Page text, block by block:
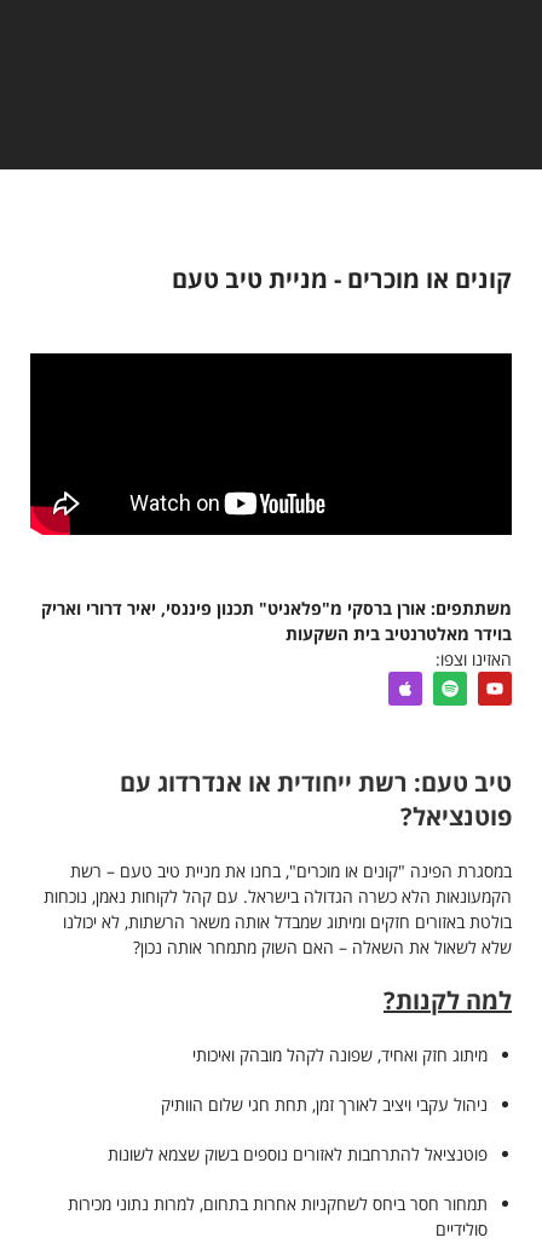
קונים או מוכרים - מניית טיב טעם
משתתפים: אורן ברסקי מ"פלאניט" תכנון פיננסי, יאיר דרורי ואריק
בוידר מאלטרנטיב בית השקעות
האזינו וצפו:
טיב טעם: רשת ייחודית או אנדרדוג עם
פוטנציאל?
במסגרת הפינה "קונים או מוכרים", בחנו את מניית טיב טעם – רשת
הקמעונאות הלא כשרה הגדולה בישראל. עם קהל לקוחות נאמן, נוכחות
בולטת באזורים חזקים ומיתוג שמבדל אותה משאר הרשתות, לא יכולנו
שלא לשאול את השאלה – האם השוק מתמחר אותה נכון?
למה לקנות?
מיתוג חזק ואחיד, שפונה לקהל מובהק ואיכותי
ניהול עקבי ויציב לאורך זמן, תחת חגי שלום הוותיק
פוטנציאל להתרחבות לאזורים נוספים בשוק שצמא לשונות
תמחור חסר ביחס לשחקניות אחרות בתחום, למרות נתוני מכירות
סולידיים